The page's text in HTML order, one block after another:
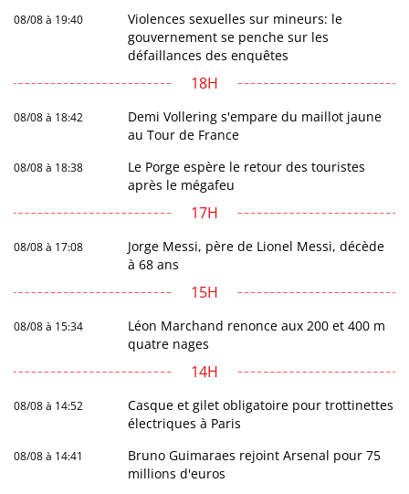
08/08 à 19:40
Violences sexuelles sur mineurs: le
gouvernement se penche sur les
défaillances des enquêtes
18H
08/08 à 18:42
Demi Vollering s'empare du maillot jaune
au Tour de France
08/08 à 18:38
Le Porge espère le retour des touristes
après le mégafeu
17H
08/08 à 17:08
Jorge Messi, père de Lionel Messi, décède
à 68 ans
15H
08/08 à 15:34
Léon Marchand renonce aux 200 et 400 m
quatre nages
14H
08/08 à 14:52
Casque et gilet obligatoire pour trottinettes
électriques à Paris
08/08 à 14:41
Bruno Guimaraes rejoint Arsenal pour 75
millions d'euros